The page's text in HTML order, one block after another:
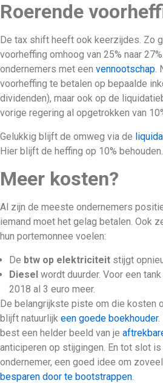
Roerende
De tax shift heeft ook keerzijdes. Zo
voorheffing omhoog van 25% naar
ondernemers met een vennootschap.
voorheffing te betalen op bepaalde
dividenden), maar ook op de
vorige regering al opgetrokken van
Gelukkig blijft de omweg via de
Hier blijft de heffing op 10% behouden.
Meer kosten?
Al zijn de meeste ondernemers
iemand moet het gelag betalen. Ook
hun portemonnee voelen:
De btw op elektriciteit stijgt
Diesel wordt duurder. Voor een
2018 al 3 euro meer.
De belangrijkste piste om die kosten
blijft natuurlijk een goede boekhouder.
best een helder beeld van je
anticiperen op stijgingen. En tot slot
ondernemer, een goed idee om
besparen door te bootstrappen